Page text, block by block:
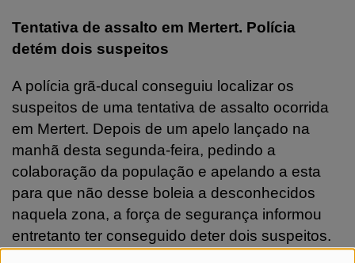
Tentativa de assalto em Mertert. Polícia
detém dois suspeitos
A polícia grã-ducal conseguiu localizar os
suspeitos de uma tentativa de assalto ocorrida
em Mertert. Depois de um apelo lançado na
manhã desta segunda-feira, pedindo a
colaboração da população e apelando a esta
para que não desse boleia a desconhecidos
naquela zona, a força de segurança informou
entretanto ter conseguido deter dois suspeitos.